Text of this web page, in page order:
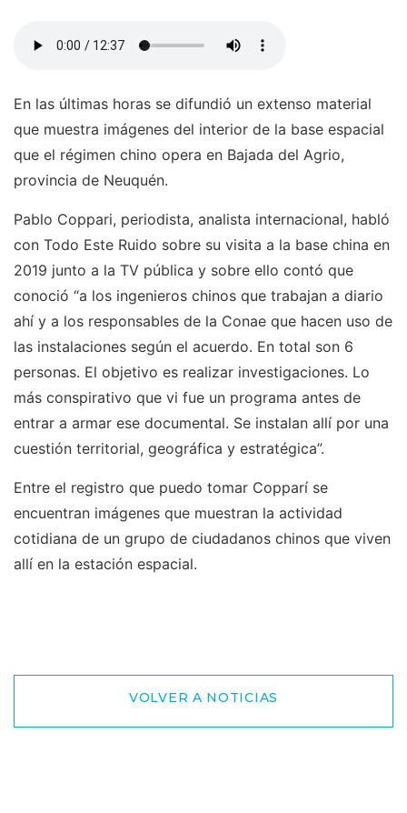
En las últimas horas se difundió un extenso material
que muestra imágenes del interior de la base espacial
que el régimen chino opera en Bajada del Agrio,
provincia de Neuquén.
Pablo Coppari, periodista, analista internacional, habló
con Todo Este Ruido sobre su visita a la base china en
2019 junto a la TV pública y sobre ello contó que
conoció “a los ingenieros chinos que trabajan a diario
ahí y a los responsables de la Conae que hacen uso de
las instalaciones según el acuerdo. En total son 6
personas. El objetivo es realizar investigaciones. Lo
más conspirativo que vi fue un programa antes de
entrar a armar ese documental. Se instalan allí por una
cuestión territorial, geográfica y estratégica”.
Entre el registro que puedo tomar Copparí se
encuentran imágenes que muestran la actividad
cotidiana de un grupo de ciudadanos chinos que viven
allí en la estación espacial.
VOLVER A NOTICIAS